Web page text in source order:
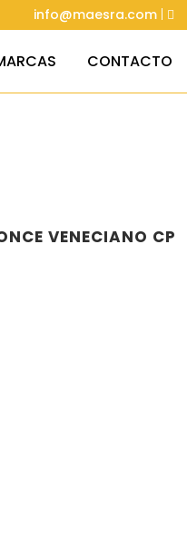
info@maesra.com
CONTACTO
VENECIANO CP